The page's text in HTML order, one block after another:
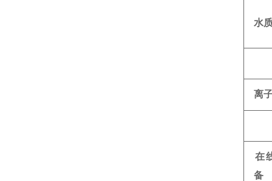
水
离
在
备